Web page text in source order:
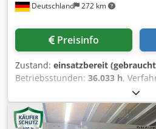
Deutschland 272 km
Preisinfo
Zustand: einsatzbereit
Betriebsstunden: 36.033 h,
800 mm,
mm, Steuerungshersteller:
840D SolutionLine,